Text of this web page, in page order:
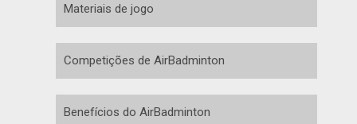
Materiais de jogo
Competições de AirBadminton
Benefícios do AirBadminton